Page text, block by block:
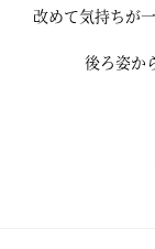
改めて気持ちが
後ろ姿か